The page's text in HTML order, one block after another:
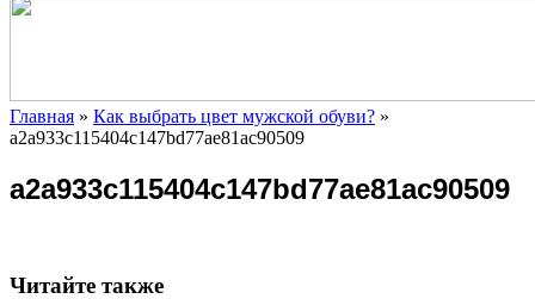
Главная » Как выбрать цвет мужской обуви? »
a2a933c115404c147bd77ae81ac90509
a2a933c115404c147bd77ae81ac90509
Читайте также